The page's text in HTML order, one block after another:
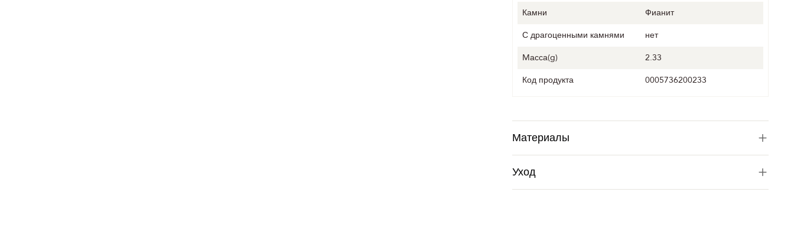
Камни
Фианит
С драгоценными камнями
нет
Mасса(g)
2.33
Код продукта
0005736200233
Материалы
Уход